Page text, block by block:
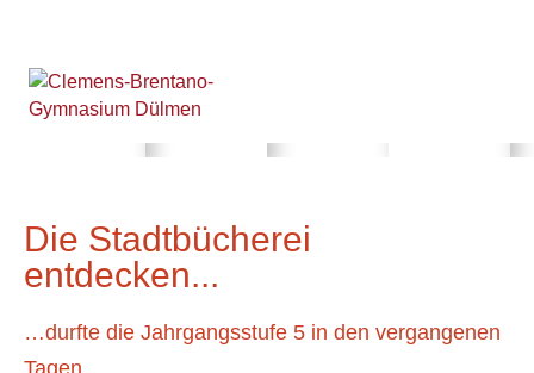
Die Stadtbücherei
entdecken...
…durfte die Jahrgangsstufe 5 in den vergangenen
Tagen